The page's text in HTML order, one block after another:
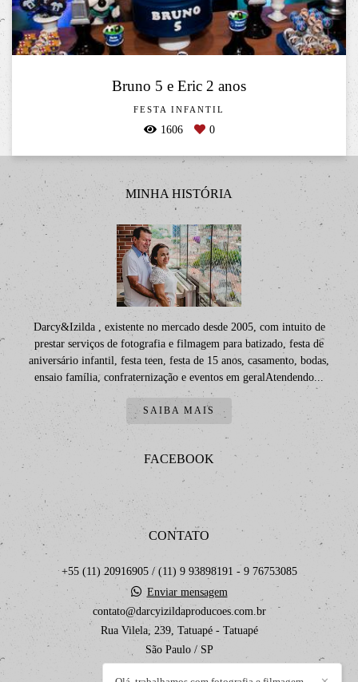
Bruno 5 e Eric 2 anos
FESTA INFANTIL
1606 0
MINHA HISTÓRIA
Darcy&Izilda , existente no mercado desde 2005, com intuito de
prestar serviços de fotografia e filmagem para batizado, festa de
aniversário infantil, festa teen, festa de 15 anos, casamento, bodas,
ensaio família, confraternização e eventos em geralAtendendo...
SAIBA MAIS
FACEBOOK
CONTATO
+55 (11) 20916905 / (11) 9 93898191 - 9 76753085
Enviar mensagem
contato@darcyizildaproducoes.com.br
Rua Vilela, 239, Tatuapé - Tatuapé
São Paulo / SP